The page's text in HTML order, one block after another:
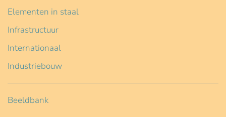
Elementen in staal
Infrastructuur
Internationaal
Industriebouw
Beeldbank